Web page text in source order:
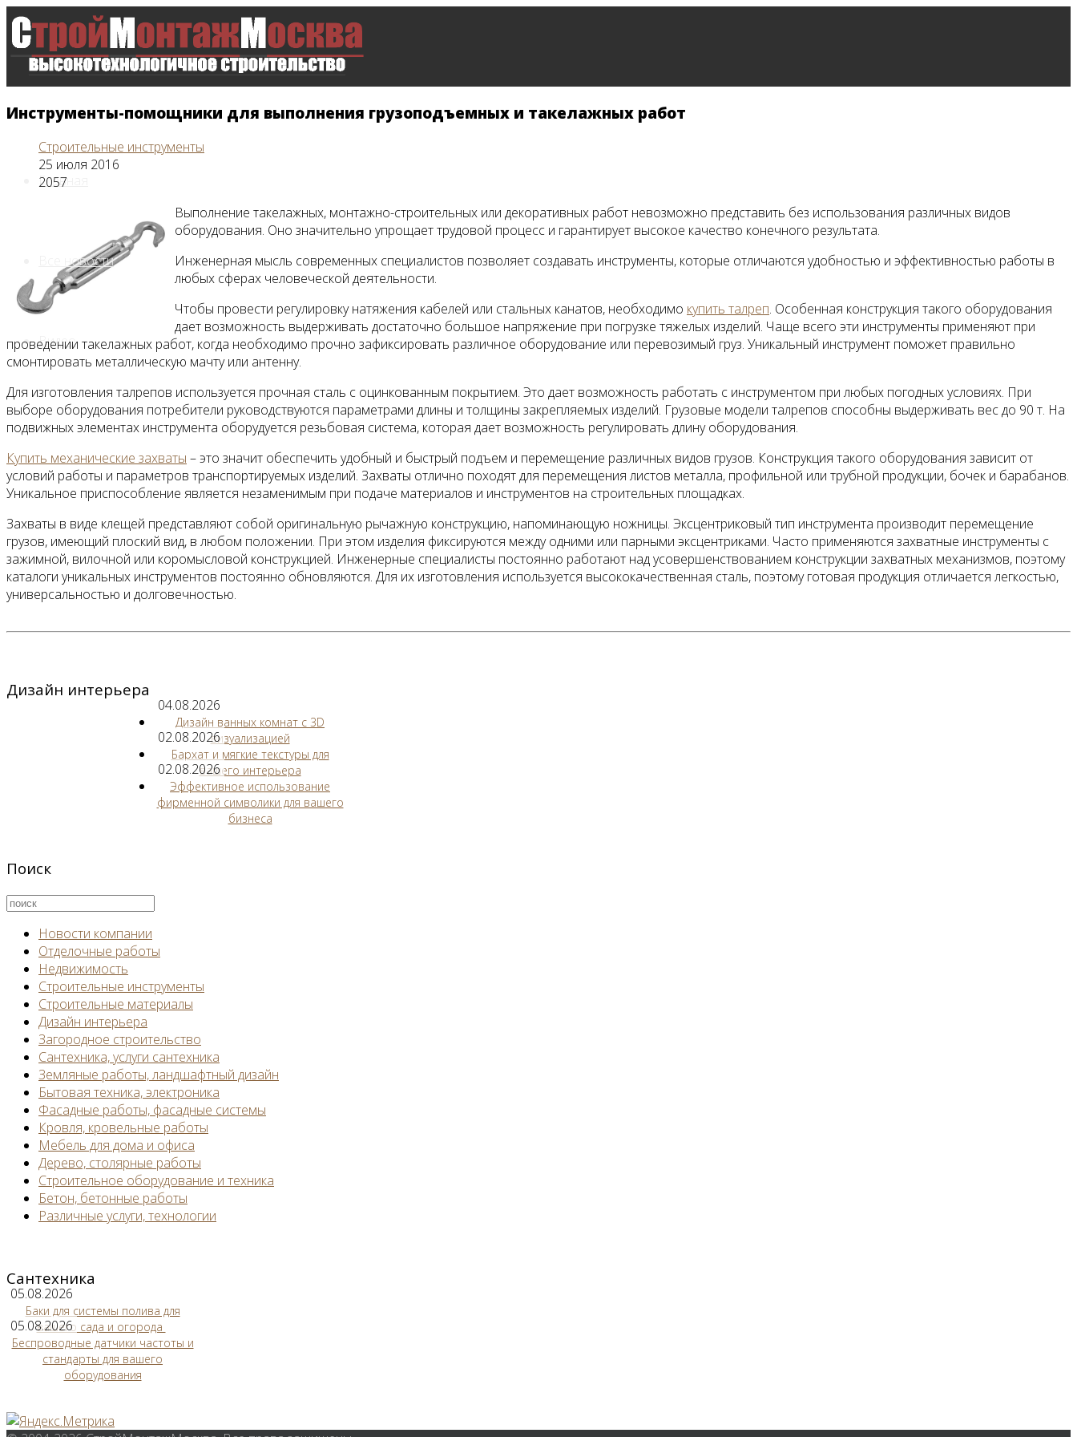
Главная
Все новости
Видео
Инструменты-помощники для выполнения грузоподъемных и такелажных работ
Строительные инструменты
25 июля 2016
2057
Выполнение такелажных, монтажно-строительных или декоративных работ невозможно представить без использования различных видов
оборудования. Оно значительно упрощает трудовой процесс и гарантирует высокое качество конечного результата.
Инженерная мысль современных специалистов позволяет создавать инструменты, которые отличаются удобностью и эффективностью работы в
любых сферах человеческой деятельности.
Чтобы провести регулировку натяжения кабелей или стальных канатов, необходимо купить талреп. Особенная конструкция такого оборудования
дает возможность выдерживать достаточно большое напряжение при погрузке тяжелых изделий. Чаще всего эти инструменты применяют при
проведении такелажных работ, когда необходимо прочно зафиксировать различное оборудование или перевозимый груз. Уникальный инструмент поможет правильно
смонтировать металлическую мачту или антенну.
Для изготовления талрепов используется прочная сталь с оцинкованным покрытием. Это дает возможность работать с инструментом при любых погодных условиях. При
выборе оборудования потребители руководствуются параметрами длины и толщины закрепляемых изделий. Грузовые модели талрепов способны выдерживать вес до 90 т. На
подвижных элементах инструмента оборудуется резьбовая система, которая дает возможность регулировать длину оборудования.
Купить механические захваты – это значит обеспечить удобный и быстрый подъем и перемещение различных видов грузов. Конструкция такого оборудования зависит от
условий работы и параметров транспортируемых изделий. Захваты отлично походят для перемещения листов металла, профильной или трубной продукции, бочек и барабанов.
Уникальное приспособление является незаменимым при подаче материалов и инструментов на строительных площадках.
Захваты в виде клещей представляют собой оригинальную рычажную конструкцию, напоминающую ножницы. Эксцентриковый тип инструмента производит перемещение
грузов, имеющий плоский вид, в любом положении. При этом изделия фиксируются между одними или парными эксцентриками. Часто применяются захватные инструменты с
зажимной, вилочной или коромысловой конструкцией. Инженерные специалисты постоянно работают над усовершенствованием конструкции захватных механизмов, поэтому
каталоги уникальных инструментов постоянно обновляются. Для их изготовления используется высококачественная сталь, поэтому готовая продукция отличается легкостью,
универсальностью и долговечностью.
Дизайн интерьера
04.08.2026
Дизайн ванных комнат с 3D
визуализацией
02.08.2026
Бархат и мягкие текстуры для
вашего интерьера
02.08.2026
Эффективное использование
фирменной символики для вашего
бизнеса
Поиск
Новости компании
Отделочные работы
Недвижимость
Строительные инструменты
Строительные материалы
Дизайн интерьера
Загородное строительство
Сантехника, услуги сантехника
Земляные работы, ландшафтный дизайн
Бытовая техника, электроника
Фасадные работы, фасадные системы
Кровля, кровельные работы
Мебель для дома и офиса
Дерево, столярные работы
Строительное оборудование и техника
Бетон, бетонные работы
Различные услуги, технологии
Сантехника
05.08.2026
Баки для системы полива для
вашего сада и огорода
05.08.2026
Беспроводные датчики частоты и
стандарты для вашего
оборудования